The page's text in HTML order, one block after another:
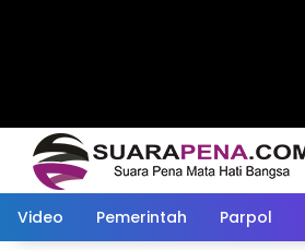
Video Pemerintah Parpol